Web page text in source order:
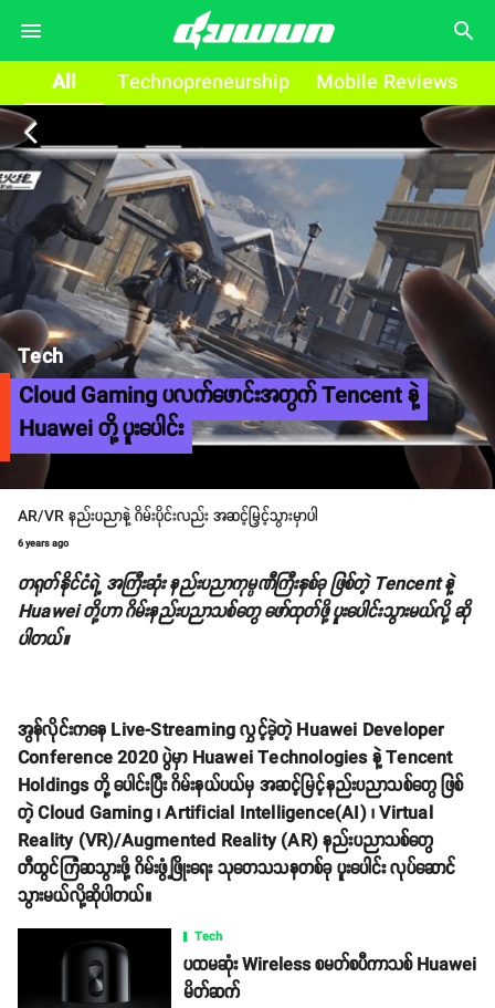
search
All Technopreneurship Mobile Reviews
arrow_back_ios
Tech
Cloud Gaming ပလက်ဖောင်းအတွက် Tencent နဲ့
Huawei တို့ ပူးပေါင်း
AR/VR နည်းပညာနဲ့ ဂိမ်းပိုင်းလည်း အဆင့်မြှင့်သွားမှာပါ
6 years ago
တရုတ်နိုင်ငံရဲ့ အကြီးဆုံး နည်းပညာကုမ္ပဏီကြီးနှစ်ခု ဖြစ်တဲ့ Tencent နဲ့
Huawei တို့ဟာ ဂိမ်းနည်းပညာသစ်တွေ ဖော်ထုတ်ဖို့ ပူးပေါင်းသွားမယ်လို့ ဆို
ပါတယ်။
အွန်လိုင်းကနေ Live-Streaming လွှင့်ခဲ့တဲ့ Huawei Developer
Conference 2020 ပွဲမှာ Huawei Technologies နဲ့ Tencent
Holdings တို့ ပေါင်းပြီး ဂိမ်းနယ်ပယ်မှ အဆင့်မြင့်နည်းပညာသစ်တွေ ဖြစ်
တဲ့ Cloud Gaming ၊ Artificial Intelligence(AI) ၊ Virtual
Reality (VR)/Augmented Reality (AR) နည်းပညာသစ်တွေ
တီထွင်ကြံဆသွားဖို့ ဂိမ်းဖွံ့ဖြိုးရေး သုတေသသနတစ်ခု ပူးပေါင်း လုပ်ဆောင်
သွားမယ်လို့ဆိုပါတယ်။
Tech
ပထမဆုံး Wireless စမတ်စပီကာသစ် Huawei
မိတ်ဆက်